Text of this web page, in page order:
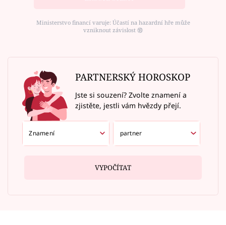
Ministerstvo financí varuje: Účastí na hazardní hře může
vzniknout závislost ⑱
PARTNERSKÝ HOROSKOP
Jste si souzení? Zvolte znamení a
zjistěte, jestli vám hvězdy přejí.
VYPOČÍTAT